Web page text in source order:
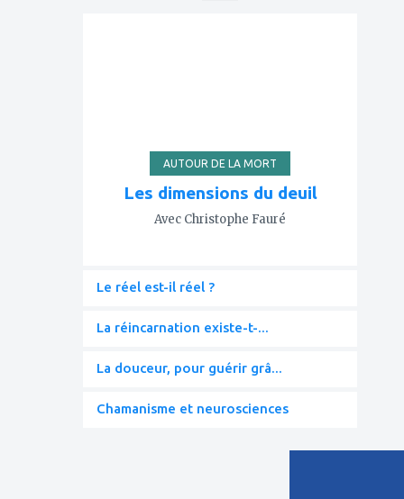
AUTOUR DE LA MORT
Les dimensions du deuil
Avec Christophe Fauré
Le réel est-il réel ?
La réincarnation existe-t-...
La douceur, pour guérir grâ...
Chamanisme et neurosciences